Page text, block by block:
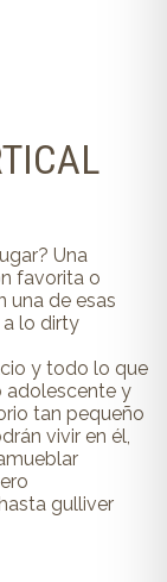
Una
favorita o
una de esas
a lo dirty
y todo lo que
adolescente y
tan pequeño
vivir en él,
gulliver